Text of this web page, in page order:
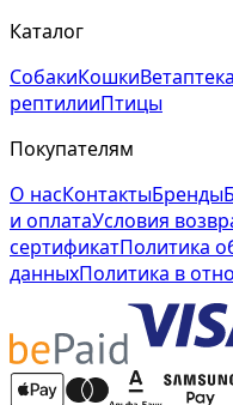
Каталог
СобакиКошкиВетаптека
рептилииПтицы
Покупателям
О насКонтактыБренды
и оплатаУсловия
сертификатПолитика
данныхПолитика в